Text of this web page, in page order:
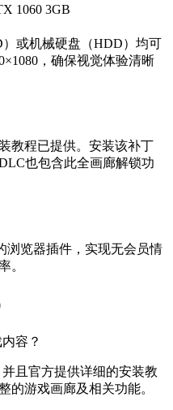
1060 3GB
或机械硬盘（HDD）均可
，确保视觉体验清晰
教程已提供。安装该补丁
也包含此全画廊解锁功
浏览器插件，实现无会员情
。
容？
且官方提供详细的安装教
的游戏画廊及相关功能。